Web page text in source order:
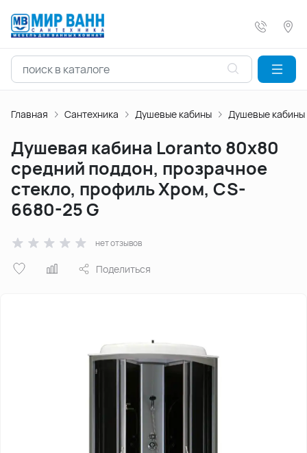
Главная Сантехника Душевые кабины Душевые кабины
Душевая кабина Loranto 80х80
средний поддон, прозрачное
стекло, профиль Хром, CS-
6680-25 G
нет отзывов
Поделиться